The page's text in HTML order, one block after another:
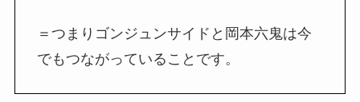
＝つまりゴンジュンサイドと岡本六鬼は今
でもつながっていることです。